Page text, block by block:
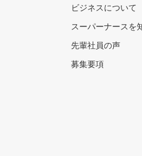
ビジネスについて
スーパーナースを
先輩社員の声
募集要項